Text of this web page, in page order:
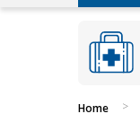
Home